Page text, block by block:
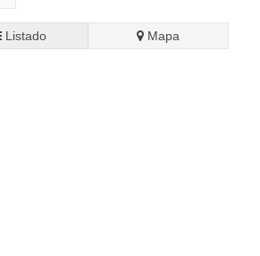
Listado Mapa